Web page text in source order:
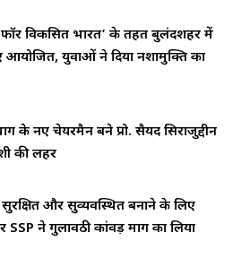
विकसित भारत’ के तहत बुलंदशहर में
आयोजित, युवाओं ने दिया नशामुक्ति का
के नए चेयरमैन बने प्रो. सैयद सिराजुद्दीन
की लहर
और सुव्यवस्थित बनाने के लिए
ने गुलावठी कांवड़ मार्ग का लिया